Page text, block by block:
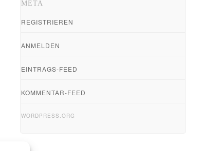
META
REGISTRIEREN
ANMELDEN
EINTRAGS-FEED
KOMMENTAR-FEED
WORDPRESS.ORG